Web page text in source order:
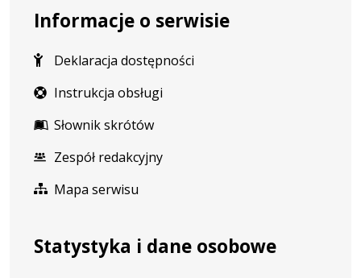
Informacje o serwisie
Deklaracja dostępności
Instrukcja obsługi
Słownik skrótów
Zespół redakcyjny
Mapa serwisu
Statystyka i dane osobowe